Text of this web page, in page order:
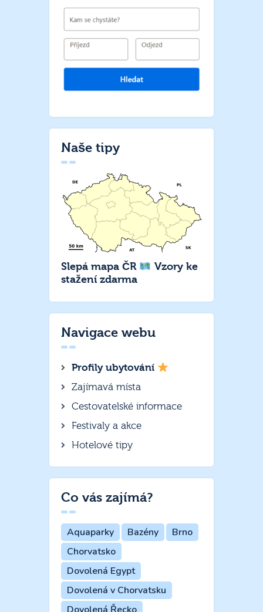
Naše tipy
Slepá mapa ČR
Vzory ke
stažení zdarma
Navigace webu
Profily ubytování
Zajímavá místa
Cestovatelské informace
Festivaly a akce
Hotelové tipy
Co vás zajímá?
Aquaparky Bazény
Brno
Chorvatsko
Dovolená Egypt
Dovolená v Chorvatsku